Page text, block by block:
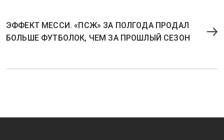
ЭФФЕКТ МЕССИ. «ПСЖ» ЗА ПОЛГОДА ПРОДАЛ
БОЛЬШЕ ФУТБОЛОК, ЧЕМ ЗА ПРОШЛЫЙ СЕЗОН